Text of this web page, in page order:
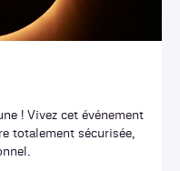
! Vivez cet événement
totalement sécurisée,